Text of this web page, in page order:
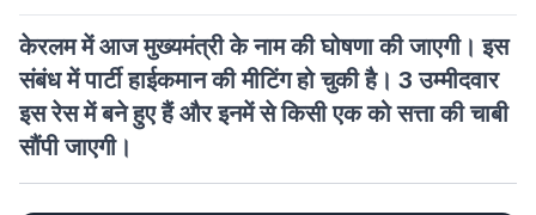
केरलम में आज मुख्यमंत्री के नाम की घोषणा की जाएगी। इस
संबंध में पार्टी हाईकमान की मीटिंग हो चुकी है। 3 उम्मीदवार
इस रेस में बने हुए हैं और इनमें से किसी एक को सत्ता की चाबी
सौंपी जाएगी।